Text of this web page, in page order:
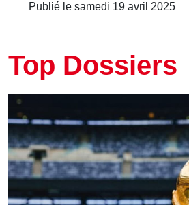
Publié le samedi 19 avril 2025
Top Dossiers